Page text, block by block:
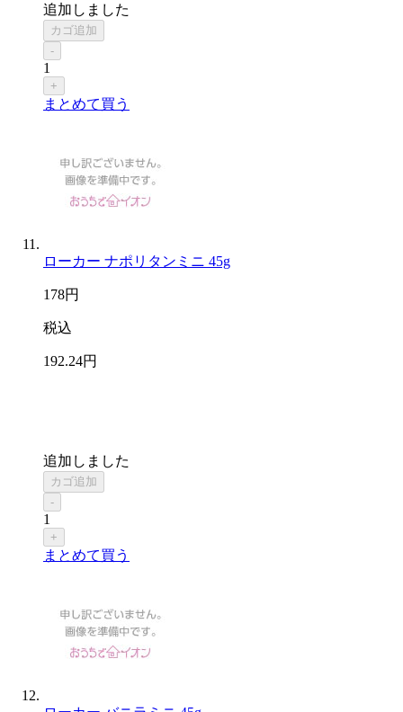
追加しました
カゴ追加
-
1
+
まとめて買う
ローカー ナポリタンミニ 45g
178円
税込
192.24円
追加しました
カゴ追加
-
1
+
まとめて買う